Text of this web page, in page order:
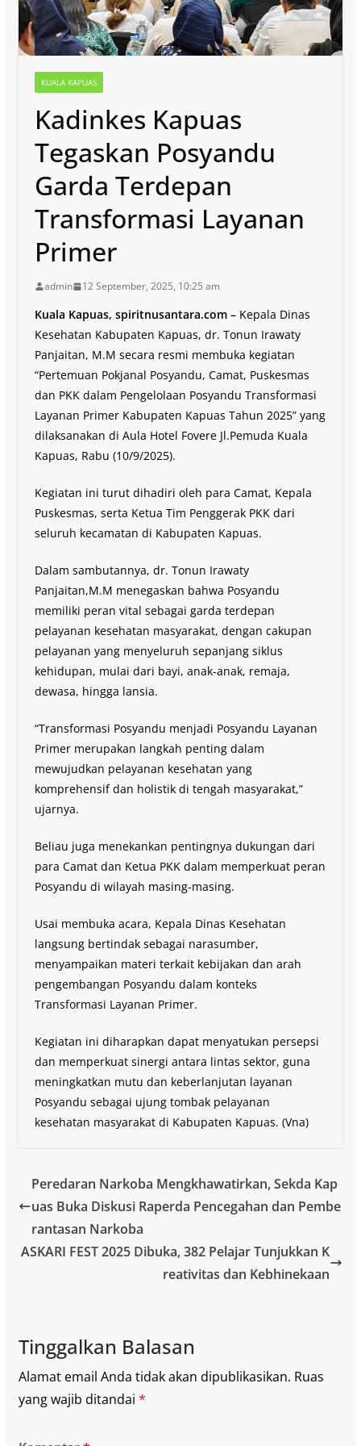
KUALA KAPUAS
Kadinkes Kapuas
Tegaskan Posyandu
Garda Terdepan
Transformasi Layanan
Primer
admin 12 September, 2025, 10:25 am
Kuala Kapuas, spiritnusantara.com –Kepala Dinas
Kesehatan Kabupaten Kapuas, dr. Tonun Irawaty
Panjaitan, M.M secara resmi membuka kegiatan
“Pertemuan Pokjanal Posyandu, Camat, Puskesmas
dan PKK dalam Pengelolaan Posyandu Transformasi
Layanan Primer Kabupaten Kapuas Tahun 2025” yang
dilaksanakan di Aula Hotel Fovere Jl.Pemuda Kuala
Kapuas, Rabu (10/9/2025).
Kegiatan ini turut dihadiri oleh para Camat, Kepala
Puskesmas, serta Ketua Tim Penggerak PKK dari
seluruh kecamatan di Kabupaten Kapuas.
Dalam sambutannya, dr. Tonun Irawaty
Panjaitan,M.M menegaskan bahwa Posyandu
memiliki peran vital sebagai garda terdepan
pelayanan kesehatan masyarakat, dengan cakupan
pelayanan yang menyeluruh sepanjang siklus
kehidupan, mulai dari bayi, anak-anak, remaja,
dewasa, hingga lansia.
“Transformasi Posyandu menjadi Posyandu Layanan
Primer merupakan langkah penting dalam
mewujudkan pelayanan kesehatan yang
komprehensif dan holistik di tengah masyarakat,”
ujarnya.
Beliau juga menekankan pentingnya dukungan dari
para Camat dan Ketua PKK dalam memperkuat peran
Posyandu di wilayah masing-masing.
Usai membuka acara, Kepala Dinas Kesehatan
langsung bertindak sebagai narasumber,
menyampaikan materi terkait kebijakan dan arah
pengembangan Posyandu dalam konteks
Transformasi Layanan Primer.
Kegiatan ini diharapkan dapat menyatukan persepsi
dan memperkuat sinergi antara lintas sektor, guna
meningkatkan mutu dan keberlanjutan layanan
Posyandu sebagai ujung tombak pelayanan
kesehatan masyarakat di Kabupaten Kapuas. (Vna)
Peredaran Narkoba Mengkhawatirkan, Sekda Kap
uas Buka Diskusi Raperda Pencegahan dan Pembe
rantasan Narkoba
ASKARI FEST 2025 Dibuka, 382 Pelajar Tunjukkan K
reativitas dan Kebhinekaan
Tinggalkan Balasan
Alamat email Anda tidak akan dipublikasikan. Ruas
yang wajib ditandai *